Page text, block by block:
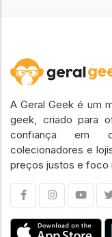
A Geral Geek é um
geek, criado para
confiança em
colecionadores e
preços justos e foco